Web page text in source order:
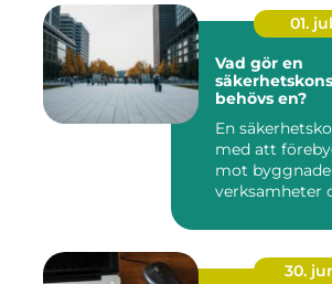
01. jul
Vad gör en
säkerhetskonsult
behövs en?
En
med att
mot
verksamheter
30.